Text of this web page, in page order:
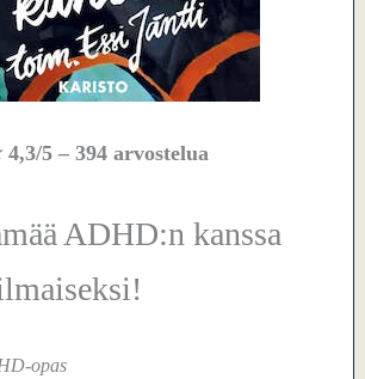
4,3/5– 394 arvostelua
ADHD:n kanssa
opas